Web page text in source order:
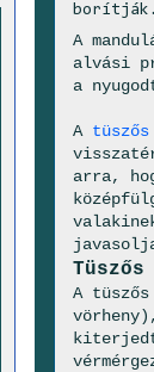
A
alvási
a
A tüszős
arra,
Tüszős
A
kiterjedt